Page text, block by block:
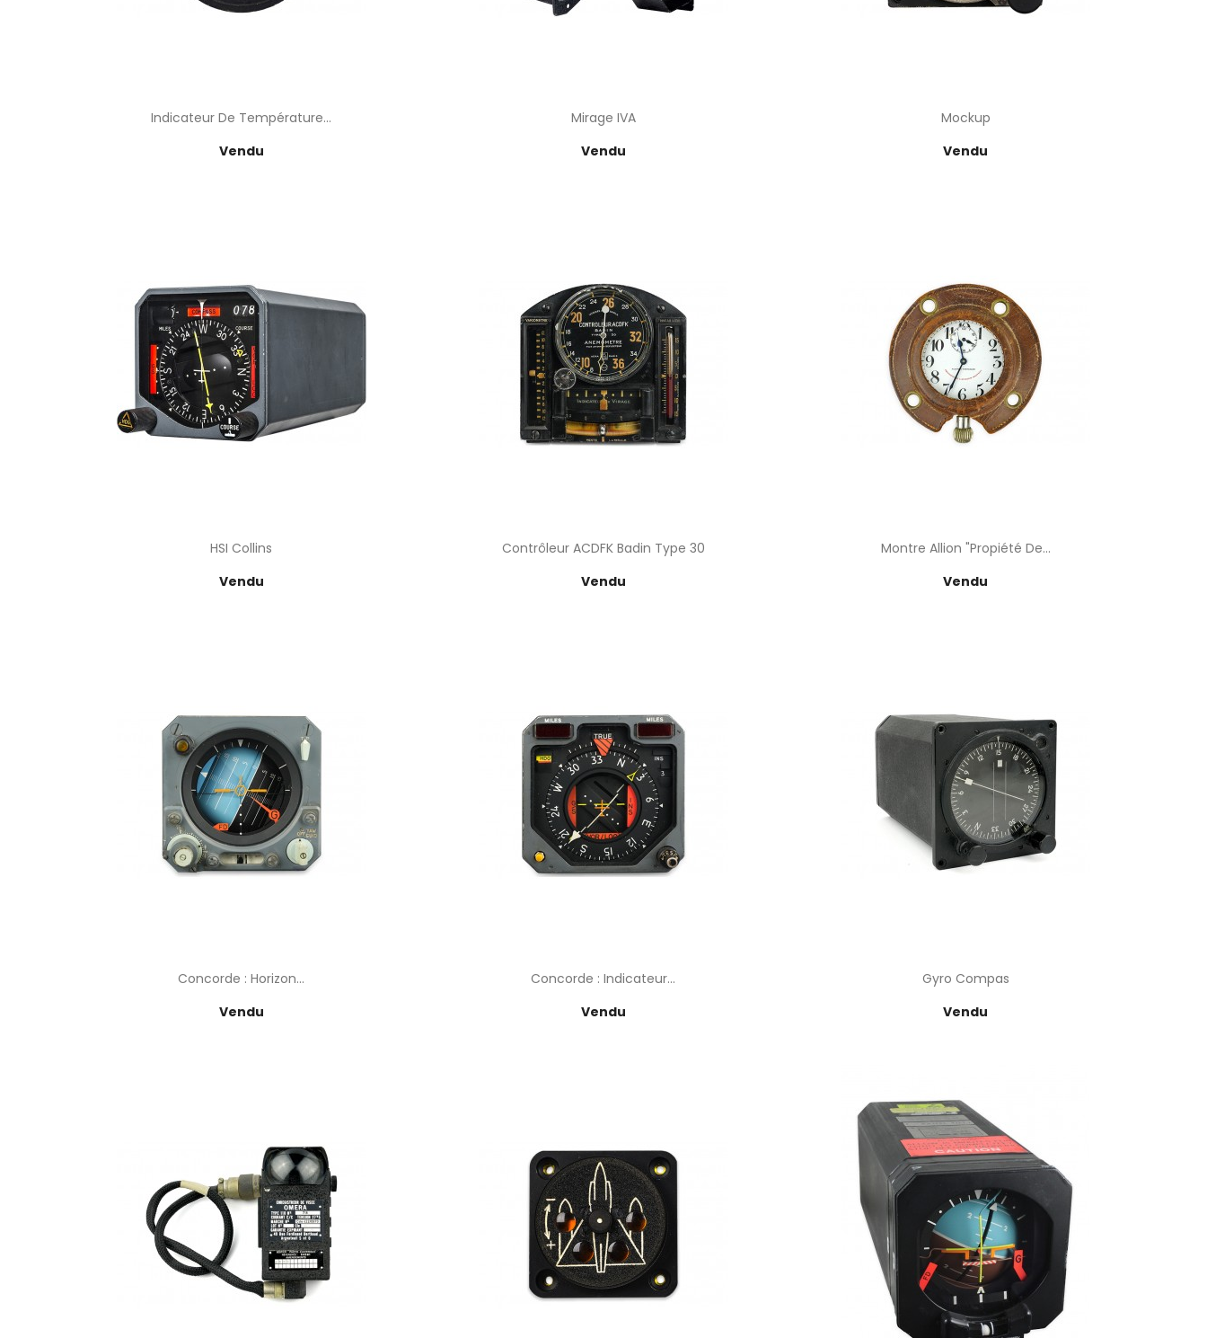
Indicateur De Température...
Vendu
Mirage IVA
Vendu
Mockup
Vendu
HSI Collins
Vendu
Contrôleur ACDFK Badin Type 30
Vendu
Montre Allion "propiété De...
Vendu
Concorde : Horizon...
Vendu
Concorde : Indicateur...
Vendu
Gyro Compas
Vendu